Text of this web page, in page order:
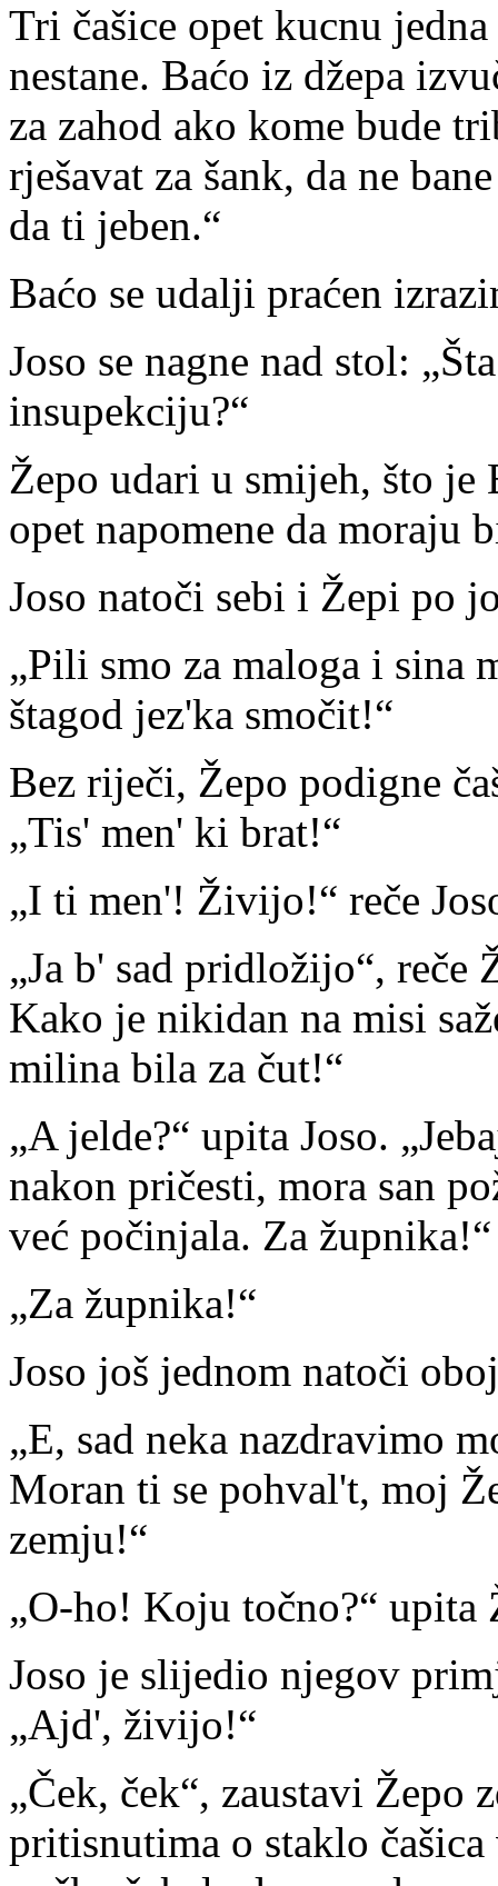
Tri čašice opet kucnu
nestane. Baćo iz džepa
za zahod ako kome bude
rješavat za šank, da ne
da ti jeben.“
Baćo se udalji praćen
Joso se nagne nad stol:
insupekciju?“
Žepo udari u smijeh, što je
opet napomene da moraju
Joso natoči sebi i Žepi po
„Pili smo za maloga i sina
štagod jez'ka smočit!“
Bez riječi, Žepo podigne
„Tis' men' ki brat!“
„I ti men'! Živijo!“ reče
„Ja b' sad pridložijo“, reče
Kako je nikidan na misi
milina bila za čut!“
„A jelde?“ upita Joso.
nakon pričesti, mora san
već počinjala. Za župnika!“
„Za župnika!“
Joso još jednom natoči
„E, sad neka nazdravimo
Moran ti se pohval't, moj
zemju!“
„O-ho! Koju točno?“ upita
Joso je slijedio njegov
„Ajd', živijo!“
„Ček, ček“, zaustavi Žepo
pritisnutima o staklo